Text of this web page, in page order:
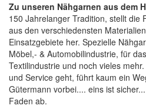
Zu unseren Nähgarnen aus dem
150 Jahrelanger Tradition, stellt die
aus den verschiedensten
Einsatzgebiete her. Spezielle
Möbel,- & Automobilindustrie, für
Textilindustrie und noch vieles
und Service geht, führt kaum ein
Gütermann vorbei.... eins ist
Faden ab.